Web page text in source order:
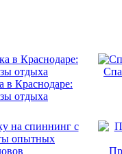
в Краснодаре:
отдыха